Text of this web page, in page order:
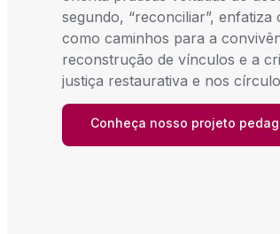
segundo, “reconciliar”,
como caminhos para a
reconstrução de vínculos e a
justiça restaurativa e nos
Conheça nosso projeto